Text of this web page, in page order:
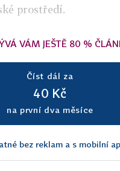
prostředí.
VÁM JEŠTĚ 80 %
Číst dál za
40 Kč
na první dva měsíce
bez reklam a s mobilní